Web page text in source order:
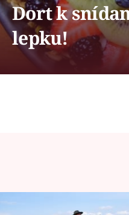
Dort k
lepku!